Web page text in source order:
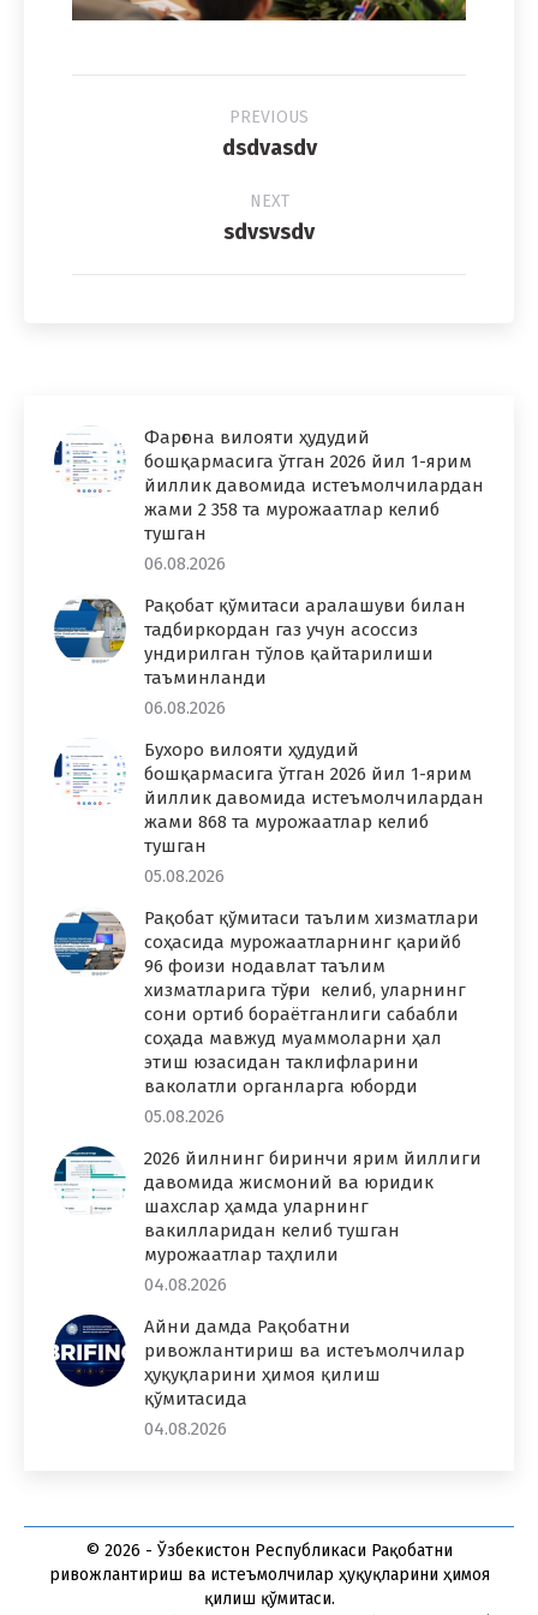
PREVIOUS
Previous
dsdvasdv
NEXT
Next
sdvsvsdv
Фарғона вилояти ҳудудий
бошқармасига ўтган 2026 йил 1-ярим
йиллик давомида истеъмолчилардан
жами 2 358 та мурожаатлар келиб
тушган
06.08.2026
Рақобат қўмитаси аралашуви билан
тадбиркордан газ учун асоссиз
ундирилган тўлов қайтарилиши
таъминланди
06.08.2026
Бухоро вилояти ҳудудий
бошқармасига ўтган 2026 йил 1-ярим
йиллик давомида истеъмолчилардан
жами 868 та мурожаатлар келиб
тушган
05.08.2026
Рақобат қўмитаси таълим хизматлари
соҳасида мурожаатларнинг қарийб
96 фоизи нодавлат таълим
хизматларига тўғри келиб, уларнинг
сони ортиб бораётганлиги сабабли
соҳада мавжуд муаммоларни ҳал
этиш юзасидан таклифларини
ваколатли органларга юборди
05.08.2026
2026 йилнинг биринчи ярим йиллиги
давомида жисмоний ва юридик
шахслар ҳамда уларнинг
вакилларидан келиб тушган
мурожаатлар таҳлили
04.08.2026
Айни дамда Рақобатни
ривожлантириш ва истеъмолчилар
ҳуқуқларини ҳимоя қилиш
қўмитасида
04.08.2026
© 2026 - Ўзбекистон Республикаси Рақобатни
ривожлантириш ва истеъмолчилар ҳуқуқларини ҳимоя
қилиш қўмитаси.